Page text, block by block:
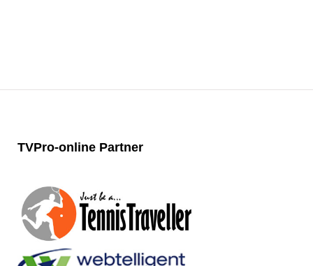
TVPro-online Partner